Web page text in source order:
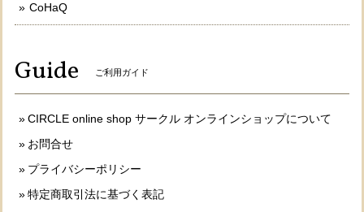
CoHaQ
Guide ご利用ガイド
CIRCLE online shop サークル オンラインショップについて
お問合せ
プライバシーポリシー
特定商取引法に基づく表記